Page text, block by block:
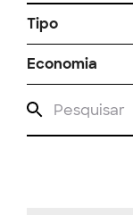
Tipo
Economia